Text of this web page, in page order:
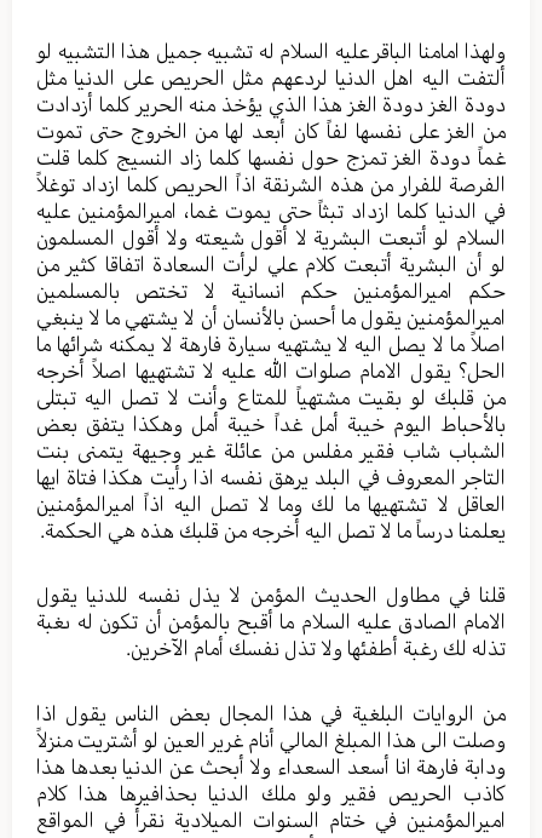
ولهذا امامنا الباقر عليه السلام له تشبيه جميل هذا التشبيه لو
ألتفت اليه اهل الدنيا لردعهم مثل الحريص على الدنيا مثل
دودة الغز دودة الغز هذا الذي يؤخذ منه الحرير كلما أزدادت
من الغز على نفسها لفاً كان أبعد لها من الخروج حتى تموت
غماً دودة الغز تمزج حول نفسها كلما زاد النسيج كلما قلت
الفرصة للفرار من هذه الشرنقة اذاً الحريص كلما ازداد توغلاً
في الدنيا كلما ازداد تبثاً حتى يموت غما، اميرالمؤمنين عليه
السلام لو أتبعت البشرية لا أقول شيعته ولا أقول المسلمون
لو أن البشرية أتبعت كلام علي لرأت السعادة اتفاقا كثير من
حكم اميرالمؤمنين حكم انسانية لا تختص بالمسلمين
اميرالمؤمنين يقول ما أحسن بالأنسان أن لا يشتهي ما لا ينبغي
اصلاً ما لا يصل اليه لا يشتهيه سيارة فارهة لا يمكنه شرائها ما
الحل؟ يقول الامام صلوات الله عليه لا تشتهيها اصلاً أخرجه
من قلبك لو بقيت مشتهياً للمتاع وأنت لا تصل اليه تبتلى
بالأحباط اليوم خيبة أمل غداً خيبة أمل وهكذا يتفق بعض
الشباب شاب فقير مفلس من عائلة غير وجيهة يتمنى بنت
التاجر المعروف في البلد يرهق نفسه اذا رأيت هكذا فتاة ايها
العاقل لا تشتهيها ما لك وما لا تصل اليه اذاً اميرالمؤمنين
يعلمنا درساً ما لا تصل اليه أخرجه من قلبك هذه هي الحكمة.
قلنا في مطاول الحديث المؤمن لا يذل نفسه للدنيا يقول
الامام الصادق عليه السلام ما أقبح بالمؤمن أن تكون له ىغبة
تذله لك رغبة أطفئها ولا تذل نفسك أمام الآخرين.
من الروايات البلغية في هذا المجال بعض الناس يقول اذا
وصلت الى هذا المبلغ المالي أنام غرير العين لو أشتريت منزلاً
ودابة فارهة انا أسعد السعداء ولا أبحث عن الدنيا بعدها هذا
كاذب الحريص فقير ولو ملك الدنيا بحذافيرها هذا كلام
اميرالمؤمنين في ختام السنوات الميلادية نقرأ في المواقع